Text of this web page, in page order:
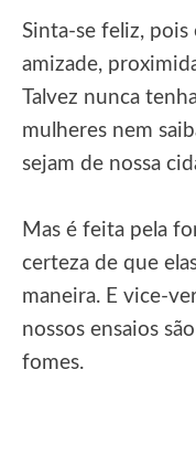
Sinta-se feliz,
amizade,
Talvez nunca
mulheres nem
sejam de nossa
Mas é feita pela
certeza de que
maneira. E vice-
nossos ensaios
fomes.